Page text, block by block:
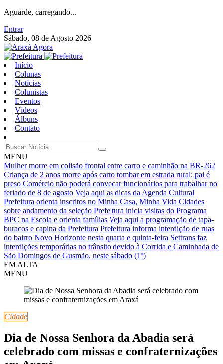
Aguarde, carregando...
Entrar
Sábado, 08 de Agosto 2026
Início
Colunas
Notícias
Colunistas
Eventos
Vídeos
Álbuns
Contato
MENU
Mulher morre em colisão frontal entre carro e caminhão na BR-262
Criança de 2 anos morre após carro tombar em estrada rural; pai é
preso Comércio não poderá convocar funcionários para trabalhar no
feriado de 8 de agosto Veja aqui as dicas da Agenda Cultural
Prefeitura orienta inscritos no Minha Casa, Minha Vida Cidades
sobre andamento da seleção Prefeitura inicia visitas do Programa
BPC na Escola e orienta famílias Veja aqui a programação de tapa-
buracos e capina da Prefeitura Prefeitura informa interdição de ruas
do bairro Novo Horizonte nesta quarta e quinta-feira Settrans faz
interdições temporárias no trânsito devido à Corrida e Caminhada de
São Domingos de Gusmão, neste sábado (1º)
EM ALTA
MENU
Cidade
Dia de Nossa Senhora da Abadia será
celebrado com missas e confraternizações